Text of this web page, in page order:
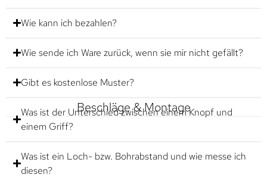
Wie kann ich bezahlen?
Wie sende ich Ware zurück, wenn sie mir nicht gefällt?
Gibt es kostenlose Muster?
Beschläge & Montage
Was ist der Unterschied zwischen einem Knopf und
einem Griff?
Was ist ein Loch- bzw. Bohrabstand und wie messe ich
diesen?